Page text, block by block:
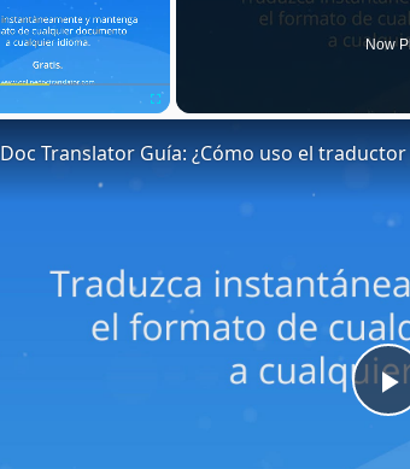
Now
Doc Translator Guía: ¿Cómo uso el